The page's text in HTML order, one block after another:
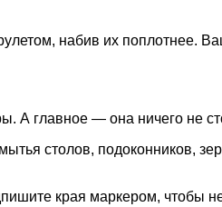
набив их поплотнее.
А главное — она ничего не
столов, подоконников,
края маркером, чтобы